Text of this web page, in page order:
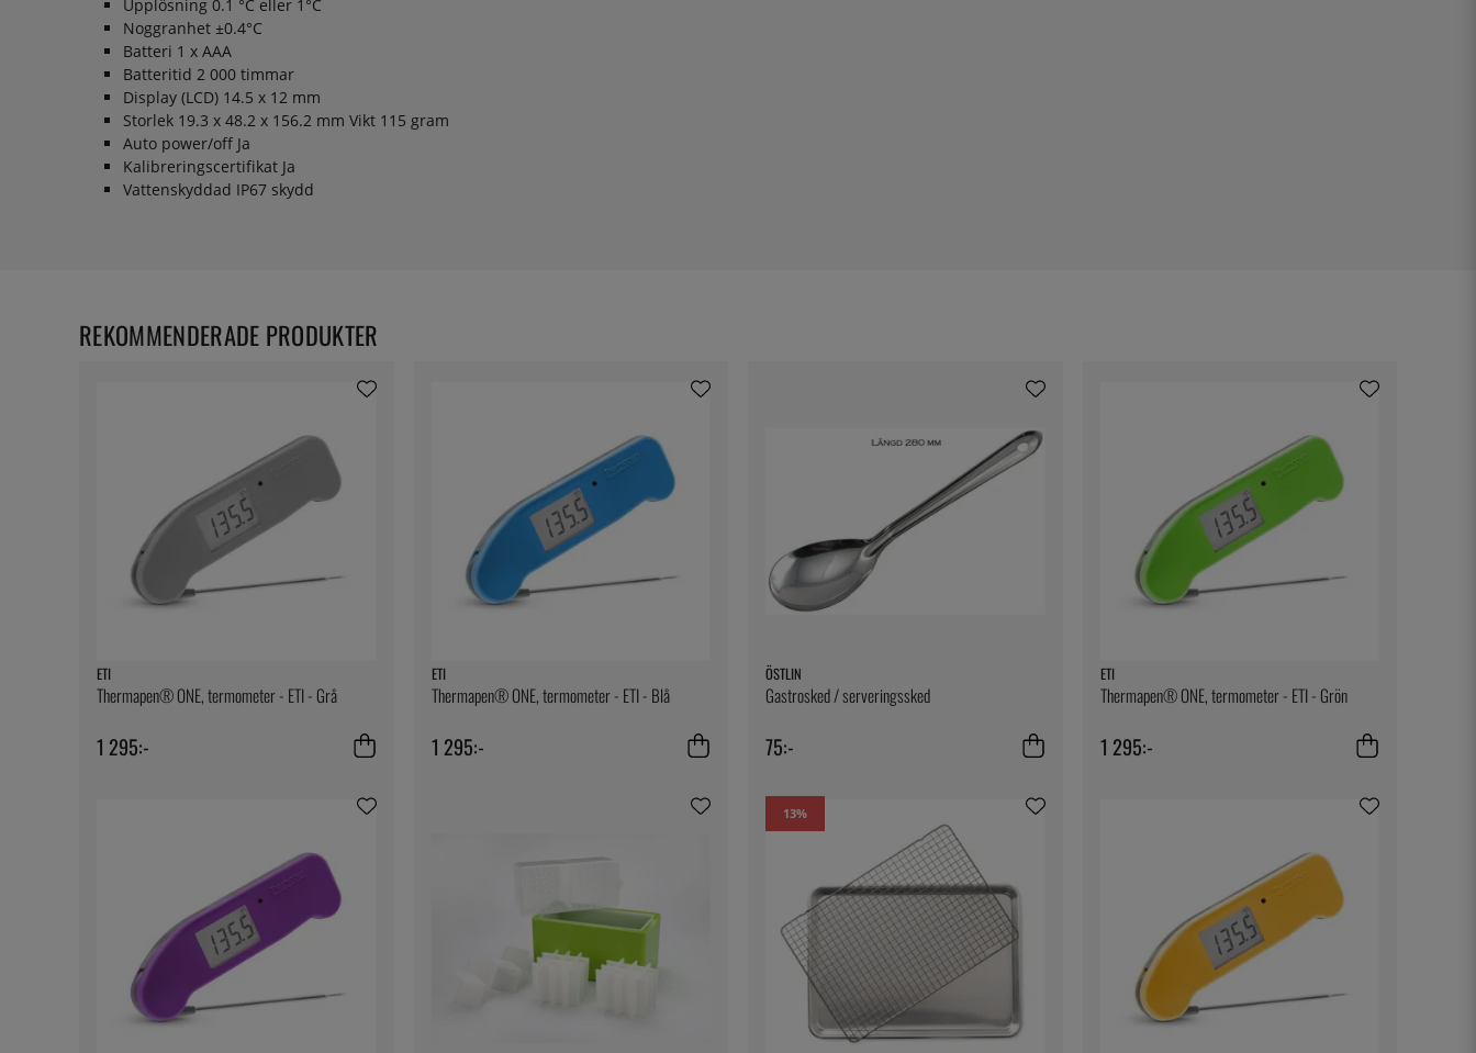
Upplösning 0.1 °C eller 1°C
Noggranhet ±0.4°C
Batteri 1 x AAA
Batteritid 2 000 timmar
Display (LCD) 14.5 x 12 mm
Storlek 19.3 x 48.2 x 156.2 mm Vikt 115 gram
Auto power/off Ja
Kalibreringscertifikat Ja
Vattenskyddad IP67 skydd
ETI
Thermapen® ONE, termometer - ETI - Grå
1 295:-
ETI
Thermapen® ONE, termometer - ETI - Blå
1 295:-
ÖSTLIN
Gastrosked / serveringssked
75:-
ETI
Thermapen® ONE, termometer - ETI - Grön
1 295:-
13%
REKOMMENDERADE PRODUKTER